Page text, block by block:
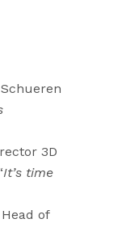
3D
It’s time
of